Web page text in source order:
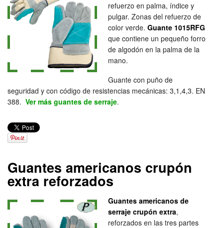
refuerzo en palma, índice y
pulgar. Zonas del refuerzo de
color verde. Guante 1015RFG
que contiene un pequeño forro
de algodón en la palma de la
mano.
Guante con puño de
seguridad y con código de resistencias mecánicas: 3,1,4,3. EN
388. Ver más guantes de serraje.
Guantes americanos crupón
extra reforzados
Guantes americanos de
serraje crupón extra,
reforzados en las tres partes